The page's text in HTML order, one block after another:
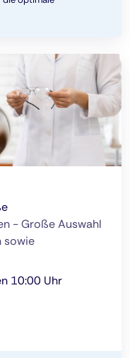
- Große Auswahl
sowie
10:00 Uhr